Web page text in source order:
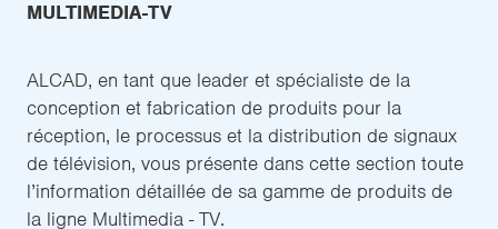
MULTIMEDIA-TV
ALCAD, en tant que leader et spécialiste de la
conception et fabrication de produits pour la
réception, le processus et la distribution de signaux
de télévision, vous présente dans cette section toute
l’information détaillée de sa gamme de produits de
la ligne Multimedia - TV.